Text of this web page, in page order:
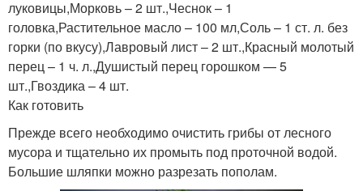
луковицы,Морковь – 2 шт.,Чеснок – 1
головка,Растительное масло – 100 мл,Соль – 1 ст. л. без
горки (по вкусу),Лавровый лист – 2 шт.,Красный молотый
перец – 1 ч. л.,Душистый перец горошком — 5
шт.,Гвоздика – 4 шт.
Как готовить
Прежде всего необходимо очистить грибы от лесного
мусора и тщательно их промыть под проточной водой.
Большие шляпки можно разрезать пополам.